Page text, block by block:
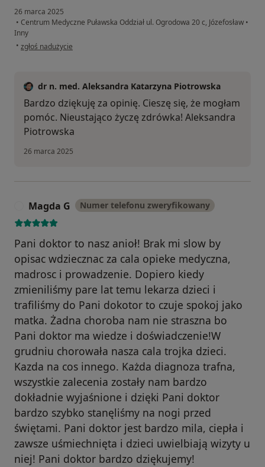
26 marca 2025
• Centrum Medyczne Puławska Oddział ul. Ogrodowa 20 c, Józefosław •
Inny
• w opinii użytkownika Magda
zgłoś nadużycie
dr n. med. Aleksandra Katarzyna Piotrowska
Bardzo dziękuję za opinię. Cieszę się, że mogłam
pomóc. Nieustająco życzę zdrówka! Aleksandra
Piotrowska
26 marca 2025
Magda G Numer telefonu zweryfikowany
Pani doktor to nasz anioł! Brak mi slow by
opisac wdziecznac za cala opieke medyczna,
madrosc i prowadzenie. Dopiero kiedy
zmieniliśmy pare lat temu lekarza dzieci i
trafiliśmy do Pani dokotor to czuje spokoj jako
matka. Żadna choroba nam nie straszna bo
Pani doktor ma wiedze i doświadczenie!W
grudniu chorowała nasza cala trojka dzieci.
Kazda na cos innego. Każda diagnoza trafna,
wszystkie zalecenia zostały nam bardzo
dokładnie wyjaśnione i dzięki Pani doktor
bardzo szybko stanęliśmy na nogi przed
świętami. Pani doktor jest bardzo mila, ciepła i
zawsze uśmiechnięta i dzieci uwielbiają wizyty u
niej! Pani doktor bardzo dziękujemy!